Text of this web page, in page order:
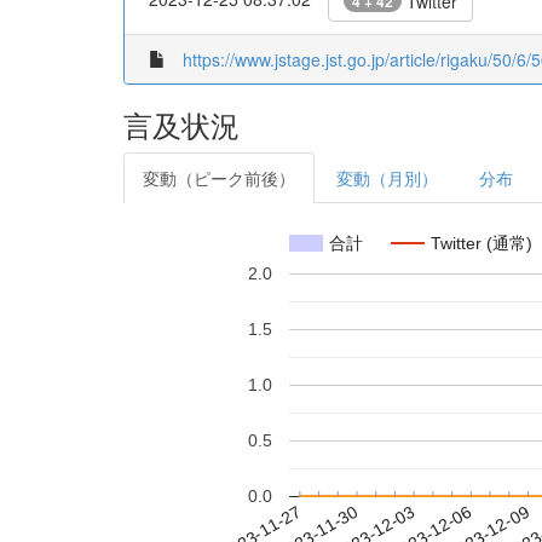
https://www.jstage.jst.go.jp/article/rigaku/50/
言及状況
変動（ピーク前後） 変動（月別） 分布
合計 Twitter (通常)
0.0
0.5
1.0
1.5
2.0